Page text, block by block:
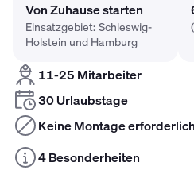
Von Zuhause starten
Einsatzgebiet: Schleswig-
Holstein und Hamburg
11-25 Mitarbeiter
30 Urlaubstage
Keine Montage erforderlich
4 Besonderheiten